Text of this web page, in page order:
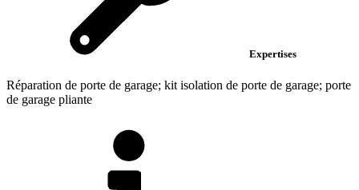
Expertises
Réparation de porte de garage; kit isolation de porte de garage; porte
de garage pliante